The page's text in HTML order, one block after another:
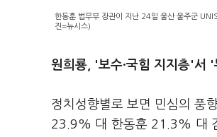
한동훈 법무부 장관이 지난 24일 울산 울주군
진=뉴시스)
원희룡, '보수·국힘 지지층'서 '
정치성향별로 보면 민심의 풍
23.9% 대 한동훈 21.3% 대